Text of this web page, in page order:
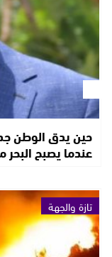
حين يدق الوطن
عندما يصبح البحر
تازة والجهة